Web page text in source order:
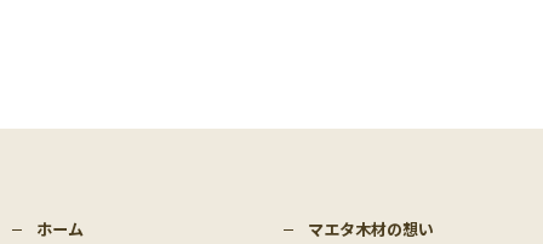
ホーム マエタ木材の想い